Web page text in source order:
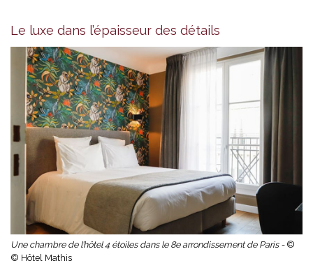
Le luxe dans l’épaisseur des détails
Une chambre de l’hôtel 4 étoiles dans le 8e arrondissement de Paris - ©
© Hôtel Mathis